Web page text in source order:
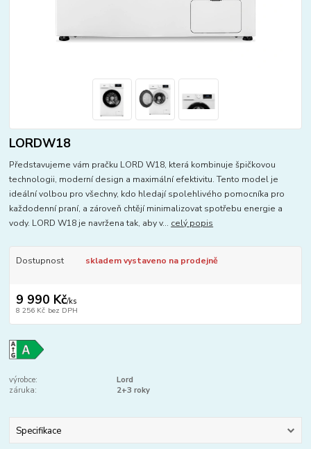
LORDW18
Představujeme vám pračku LORD W18, která kombinuje špičkovou
technologii, moderní design a maximální efektivitu. Tento model je
ideální volbou pro všechny, kdo hledají spolehlivého pomocníka pro
každodenní praní, a zároveň chtějí minimalizovat spotřebu energie a
vody. LORD W18 je navržena tak, aby v... celý popis
Dostupnost skladem vystaveno na prodejně
9 990 Kč/ks
8 256 Kč bez DPH
výrobce:
Lord
záruka:
2+3 roky
Specifikace